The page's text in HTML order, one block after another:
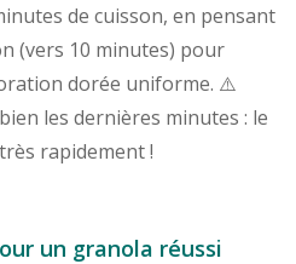
de cuisson, en pensant
(vers 10 minutes) pour
dorée uniforme. ⚠️
les dernières minutes : le
rapidement !
un granola réussi